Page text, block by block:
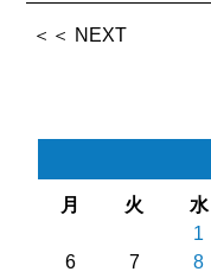
＜＜ NEXT
月 火 水
1
6
7 8